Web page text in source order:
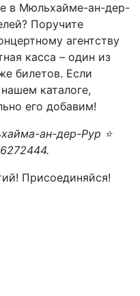
в Мюльхайме-ан-дер-
Поручите
агентству
касса – один из
билетов. Если
каталоге,
его добавим!
ан-дер-Рур ⭐
Присоединяйся!